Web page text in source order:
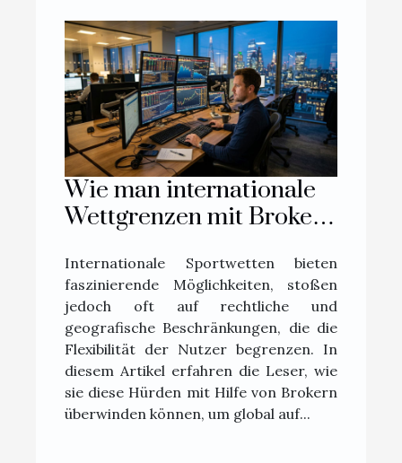
Wie man internationale
Wettgrenzen mit Brokern
Internationale Sportwetten bieten
faszinierende Möglichkeiten, stoßen
jedoch oft auf rechtliche und
geografische Beschränkungen, die die
Flexibilität der Nutzer begrenzen. In
diesem Artikel erfahren die Leser, wie
sie diese Hürden mit Hilfe von Brokern
überwinden können, um global auf...